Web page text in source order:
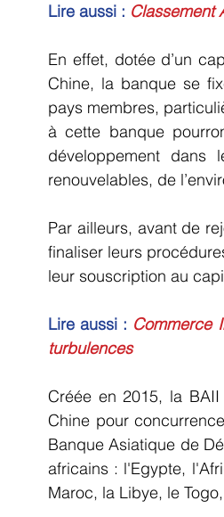
Lire aussi : Classement
En effet, dotée d’un
Chine, la banque se
pays membres,
à cette banque
développement dans
renouvelables, de
Par ailleurs, avant de
finaliser leurs
leur souscription au
Lire aussi : Commerce
turbulences
Créée en 2015, la
Chine pour
Banque Asiatique de
africains : l'Egypte,
Maroc, la Libye, le